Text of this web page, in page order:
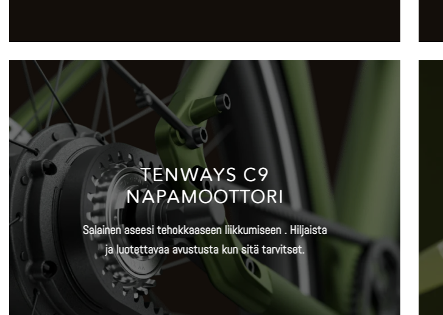
TENWAYS C9
NAPAMOOTTORI
Salainen aseesi tehokkaaseen liikkumiseen . Hiljaista
ja luotettavaa avustusta kun sitä tarvitset.